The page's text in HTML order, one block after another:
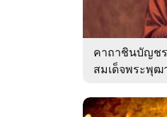
คาถาชินบัญช
สมเด็จพระพุฒ